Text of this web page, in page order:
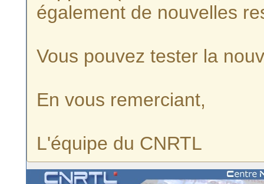
également de nouvelles
Vous pouvez tester la
En vous remerciant,
L'équipe du CNRTL